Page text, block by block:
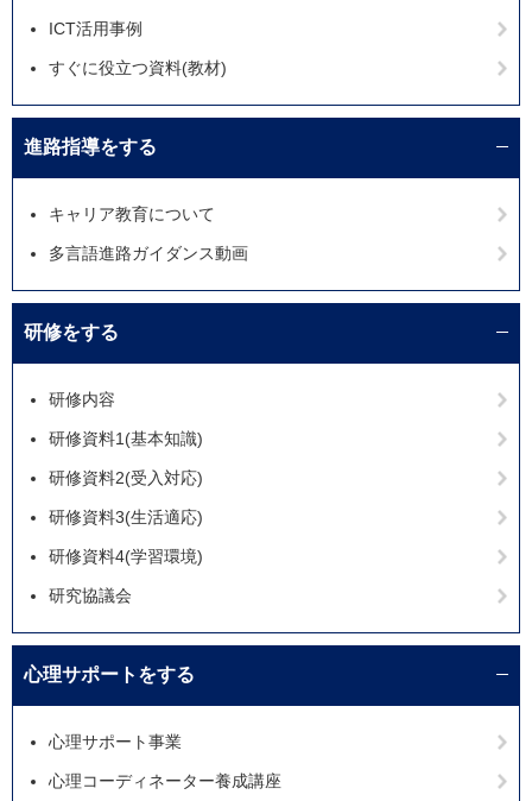
ICT活用事例
すぐに役立つ資料(教材)
進路指導をする
キャリア教育について
多言語進路ガイダンス動画
研修をする
研修内容
研修資料1(基本知識)
研修資料2(受入対応)
研修資料3(生活適応)
研修資料4(学習環境)
研究協議会
心理サポートをする
心理サポート事業
心理コーディネーター養成講座